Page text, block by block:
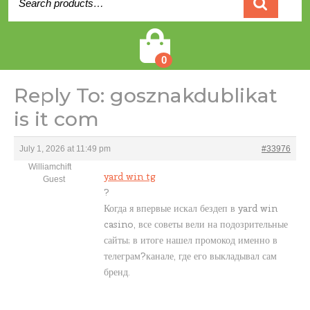
for:
0
Reply To: gosznakdublikat
is it com
July 1, 2026 at 11:49 pm
#33976
Williamchift
Guest
yard win tg
?
Когда я впервые искал бездеп в yard win
casino, все советы вели на подозрительные
сайты; в итоге нашел промокод именно в
телеграм?канале, где его выкладывал сам
бренд.